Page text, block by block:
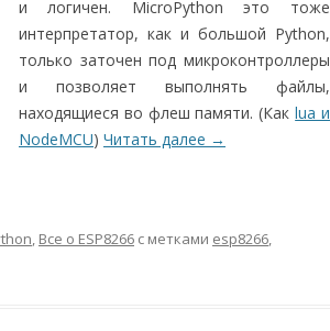
и логичен. MicroPython это тоже
интерпретатор, как и большой Python,
только заточен под микроконтроллеры
и позволяет выполнять файлы,
находящиеся во флеш памяти. (Какlua и
NodeMCU) Читать далее →
, Все о ESP8266 с метками esp8266,